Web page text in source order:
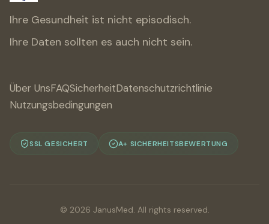
Ihre Gesundheit ist nicht episodisch.
Ihre Daten sollten es auch nicht sein.
Über UnsFAQSicherheitDatenschutzrichtlinie
Nutzungsbedingungen
SSL GESICHERT A+ SICHERHEITSBEWERTUNG
© 2026 JanusMed. All rights reserved.